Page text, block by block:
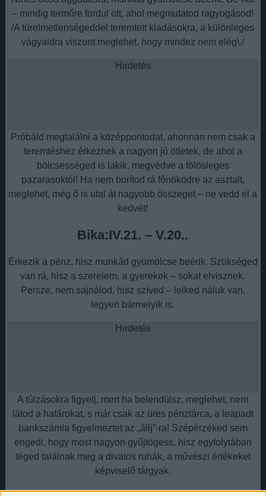
– mindig termőre fordul ott, ahol megmutatod ragyogásod!
/A türelmetlenségeddel teremtett kiadásokra, a különleges
vágyaidra viszont meglehet, hogy mindez nem elég\./
Hirdetés
Próbáld megtalálni a középpontodat, ahonnan nem csak a
teremtéshez érkeznek a nagyon jó ötletek, de ahol a
bölcsességed is lakik, megvédve a fölösleges
pazarasoktól! Ha nem borítod rá főnöködre az asztalt,
meglehet, még ő is utal át nagyobb összeget – ne vedd el a
kedvét!
Bika:IV.21. – V.20..
Érkezik a pénz, hisz munkád gyümölcse beérik. Szükséged
van rá, hisz a szerelem, a gyerekek – sokat elvisznek.
Persze, nem sajnálod, hisz szíved – lelked náluk van,
legyen bármelyik is.
Hirdetés
A túlzásokra figyelj, mert ha belendülsz, meglehet, nem
látod a határokat, s már csak az üres pénztárca, a leapadt
bankszámla figyelmeztet az „állj”-ra! Szépérzéked sem
engedi, hogy most nagyon gyűjtögess, hisz egyfolytában
téged találnak meg a divatos ruhák, a művészi értékeket
képviselő tárgyak.